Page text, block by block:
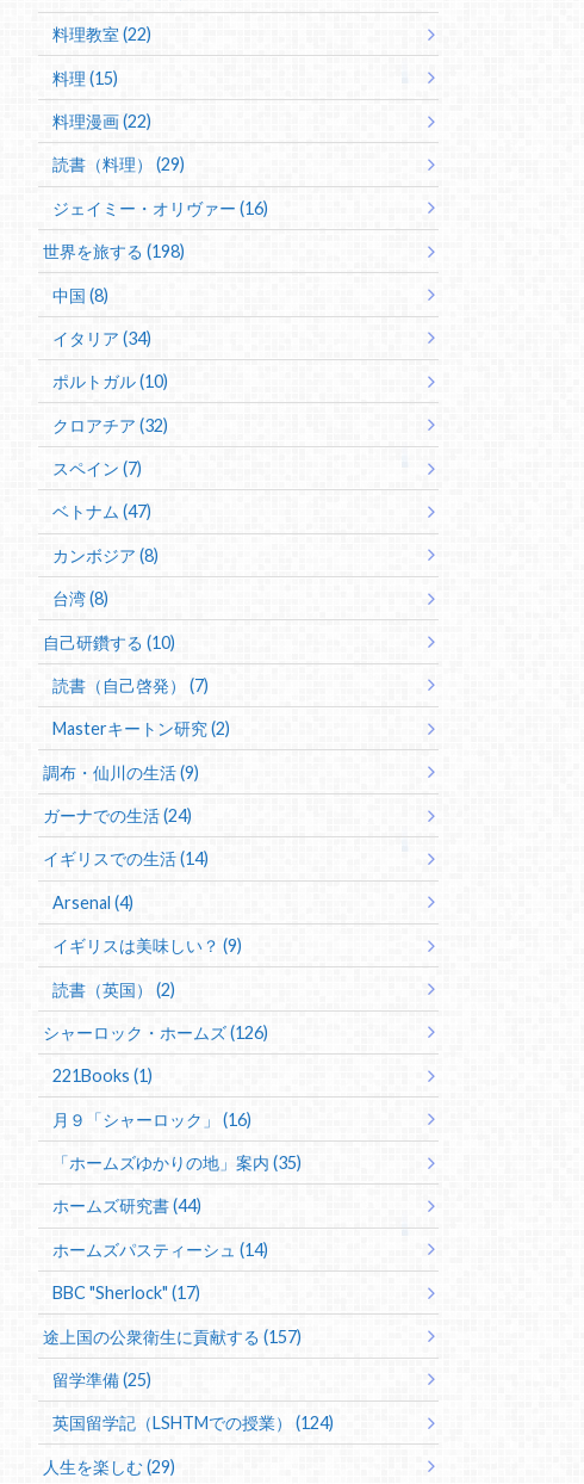
料理教室 (22)
料理 (15)
料理漫画 (22)
読書（料理） (29)
ジェイミー・オリヴァー (16)
世界を旅する (198)
中国 (8)
イタリア (34)
ポルトガル (10)
クロアチア (32)
スペイン (7)
ベトナム (47)
カンボジア (8)
台湾 (8)
自己研鑽する (10)
読書（自己啓発） (7)
Masterキートン研究 (2)
調布・仙川の生活 (9)
ガーナでの生活 (24)
イギリスでの生活 (14)
Arsenal (4)
イギリスは美味しい？ (9)
読書（英国） (2)
シャーロック・ホームズ (126)
221Books (1)
月９「シャーロック」 (16)
「ホームズゆかりの地」案内 (35)
ホームズ研究書 (44)
ホームズパスティーシュ (14)
BBC "Sherlock" (17)
途上国の公衆衛生に貢献する (157)
留学準備 (25)
英国留学記（LSHTMでの授業） (124)
人生を楽しむ (29)